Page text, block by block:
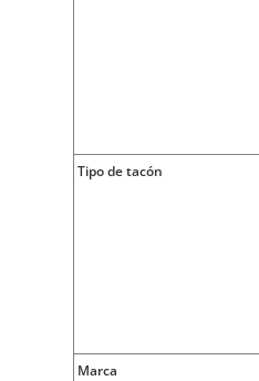
Tipo de tacón
Marca